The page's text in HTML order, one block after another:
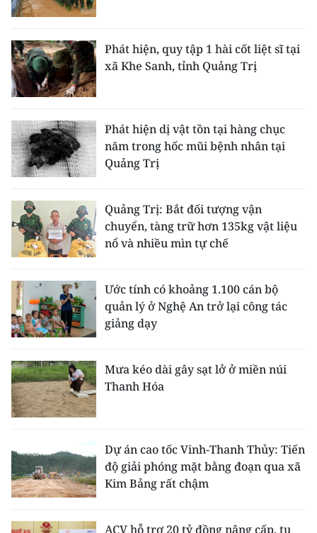
Phát hiện, quy tập 1 hài cốt liệt sĩ tại
xã Khe Sanh, tỉnh Quảng Trị
Phát hiện dị vật tồn tại hàng chục
năm trong hốc mũi bệnh nhân tại
Quảng Trị
Quảng Trị: Bắt đối tượng vận
chuyển, tàng trữ hơn 135kg vật liệu
nổ và nhiều mìn tự chế
Ước tính có khoảng 1.100 cán bộ
quản lý ở Nghệ An trở lại công tác
giảng dạy
Mưa kéo dài gây sạt lở ở miền núi
Thanh Hóa
Dự án cao tốc Vinh-Thanh Thủy: Tiến
độ giải phóng mặt bằng đoạn qua xã
Kim Bảng rất chậm
ACV hỗ trợ 20 tỷ đồng nâng cấp, tu